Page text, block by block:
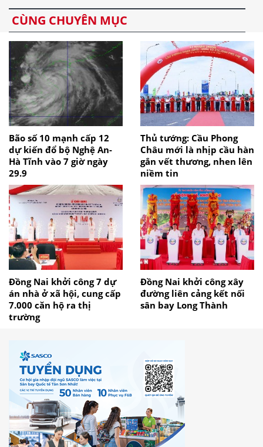
CÙNG CHUYÊN MỤC
Bão số 10 mạnh cấp 12
dự kiến đổ bộ Nghệ An-
Hà Tĩnh vào 7 giờ ngày
29.9
Thủ tướng: Cầu Phong
Châu mới là nhịp cầu hàn
gắn vết thương, nhen lên
niềm tin
Đồng Nai khởi công 7 dự
án nhà ở xã hội, cung cấp
7.000 căn hộ ra thị
trường
Đồng Nai khởi công xây
đường liên cảng kết nối
sân bay Long Thành